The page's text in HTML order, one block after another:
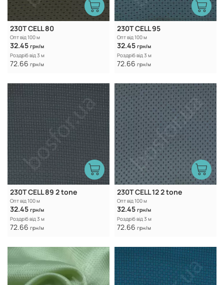
230T CELL 80
Опт від 100 м
32.45 грн/м
Роздріб від 3 м
72.66 грн/м
230T CELL 95
Опт від 100 м
32.45 грн/м
Роздріб від 3 м
72.66 грн/м
230T CELL 89 2 tone
Опт від 100 м
32.45 грн/м
Роздріб від 3 м
72.66 грн/м
230T CELL 12 2 tone
Опт від 100 м
32.45 грн/м
Роздріб від 3 м
72.66 грн/м